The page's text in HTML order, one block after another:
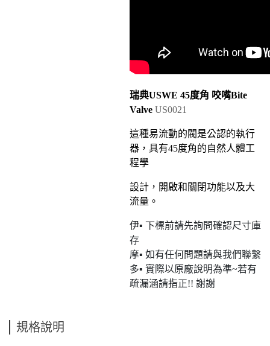
瑞典USWE 45度角 咬嘴Bite
Valve US0021
這種易流動的閥是公認的執行
器，具有45度角的自然人體工
程學
設計，開啟和關閉功能以及大
流量。
伊▪ 下標前請先詢問確認尺寸庫
存
摩▪ 如有任何問題請與我們聯繫
多▪ 實際以原廠說明為準~若有
疏漏涵請指正!! 謝謝
規格說明